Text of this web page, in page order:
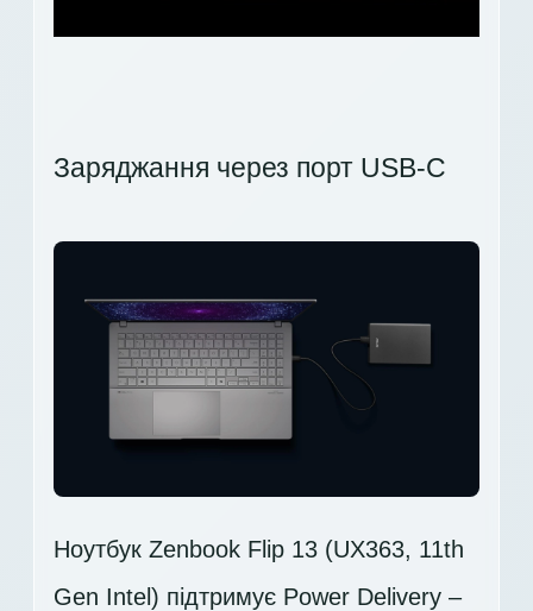
Заряджання через порт USB-C
Ноутбук Zenbook Flip 13 (UX363, 11th
Gen Intel) підтримує Power Delivery –